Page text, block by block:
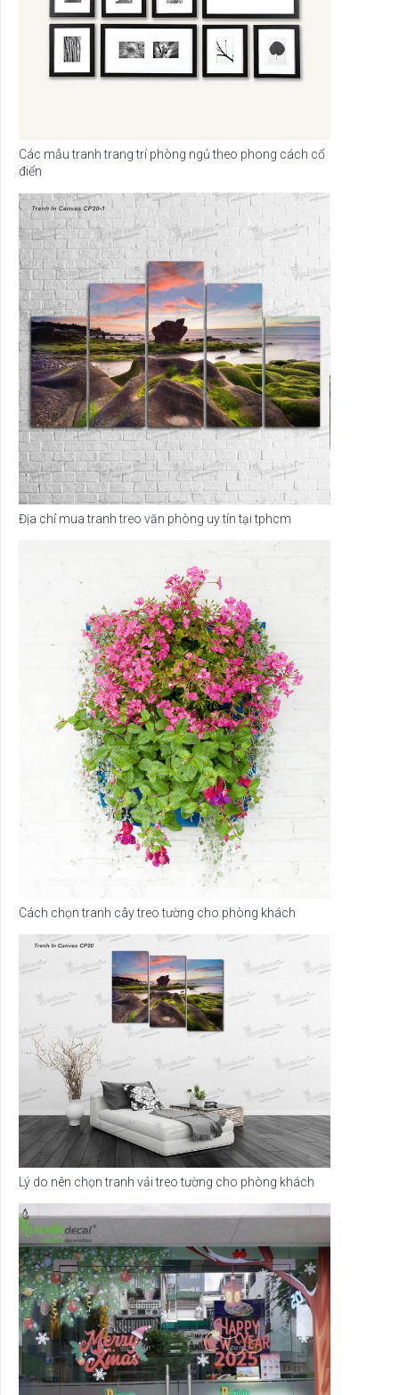
Các mẫu tranh trang trí phòng ngủ theo phong cách cổ
điển
Địa chỉ mua tranh treo văn phòng uy tín tại tphcm
Cách chọn tranh cây treo tường cho phòng khách
Lý do nên chọn tranh vải treo tường cho phòng khách